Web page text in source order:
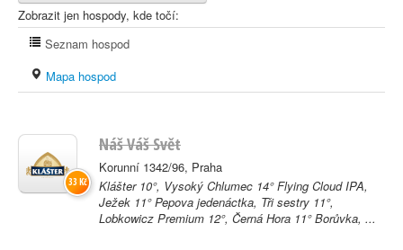
Zobrazit jen hospody, kde točí:
Seznam hospod
Mapa hospod
Náš Váš Svět
Korunní 1342/96, Praha
Klášter 10°, Vysoký Chlumec 14° Flying Cloud IPA,
Ježek 11° Pepova jedenáctka, Tři sestry 11°,
Lobkowicz Premium 12°, Černá Hora 11° Borůvka, ...
33 Kč